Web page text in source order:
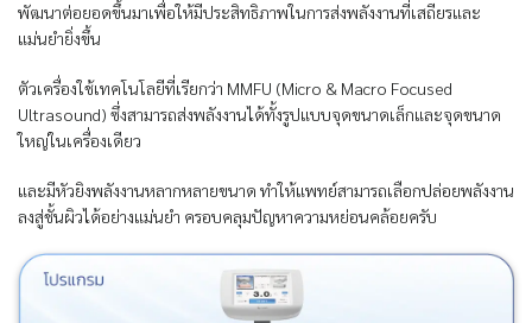
พัฒนาต่อยอดขึ้นมาเพื่อให้มีประสิทธิภาพในการส่งพลังงานที่เสถียรและ
แม่นยำยิ่งขึ้น
ตัวเครื่องใช้เทคโนโลยีที่เรียกว่า MMFU (Micro & Macro Focused
Ultrasound) ซึ่งสามารถส่งพลังงานได้ทั้งรูปแบบจุดขนาดเล็กและจุดขนาด
ใหญ่ในเครื่องเดียว
และมีหัวยิงพลังงานหลากหลายขนาด ทำให้แพทย์สามารถเลือกปล่อยพลังงาน
ลงสู่ชั้นผิวได้อย่างแม่นยำ ครอบคลุมปัญหาความหย่อนคล้อยครับ